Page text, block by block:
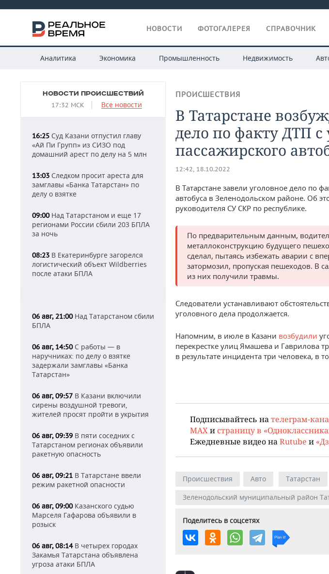
НОВОСТИ ФОТОГАЛЕРЕЯ СПРАВОЧНИК
Аналитика Экономика Промышленность Недвижимость
НОВОСТИ ПРОИСШЕСТВИЙ
17:32 МСК Все новости
16:25 Суд Казани отпустил главу
«Ай Пи Групп» из СИЗО под
домашний арест по делу на 5 млн
13:03 Следком просит ареста для
замглавы «Банка Татарстан» по
делу о взятке
09:00Над Татарстаном и еще 17
регионами России сбили 203 БПЛА
за ночь
08:23 В Екатеринбурге загорелся
логистический объект Wildberries
после атаки БПЛА
06 авг, 21:00Над Татарстаном сбили
БПЛА
06 авг, 14:50С работы — в
наручниках: по делу о взятке
задержали замглавы «Банка
Татарстан»
06 авг, 09:57 В Казани включили
сирены воздушной тревоги,
жителей просят пройти в укрытия
06 авг, 09:39 В пяти соседних с
Татарстаном регионах объявили
ракетную опасность
06 авг, 09:21 В Татарстане ввели
режим ракетной опасности
06 авг, 09:00Казанского судью
Марселя Гафарова объявили в
розыск
06 авг, 08:14В четырех городах
Закамья Татарстана объявлена
угроза атаки БПЛА
ПРОИСШЕСТВИЯ
В Татарстане
дело по факту ДТП с
пассажирского
12:42, 18.10.2022
В Татарстане завели уголовное дело по
автобуса в Зеленодольском районе. Об
руководителя СУ СКР по республике.
По предварительным данным,
металлоконструкцию будущего
сделал, пытаясь избежать аварии с
затормозил, пропуская пешеходов. В
из них получили травмы.
Следователи устанавливают
уголовного дела продолжается.
Напомним, в июле в Казани возбудили
перекрестке улиц Ямашева и Гаврилова
в результате инцидента три человека, в
Подписывайтесь на телеграм-
MAX и страницу в
Ежедневные видео на Rutube и
Происшествия Авто
Татарстан
Зеленодольский муниципальный район
Поделитесь в соцсетях